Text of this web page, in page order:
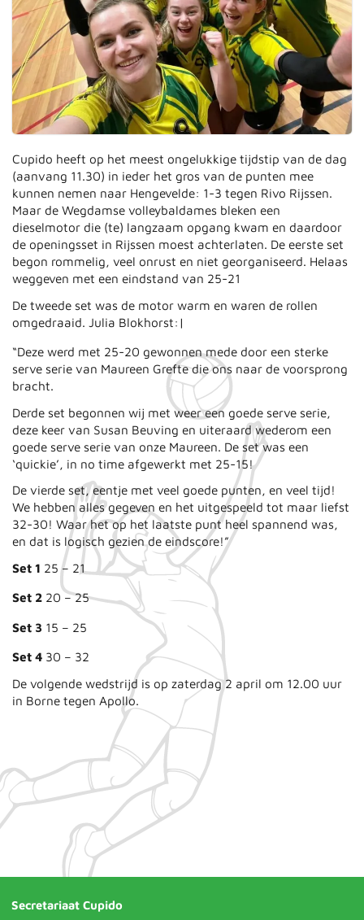
Cupido heeft op het meest ongelukkige tijdstip van de dag
(aanvang 11.30) in ieder het gros van de punten mee
kunnen nemen naar Hengevelde: 1-3 tegen Rivo Rijssen.
Maar de Wegdamse volleybaldames bleken een
dieselmotor die (te) langzaam opgang kwam en daardoor
de openingsset in Rijssen moest achterlaten. De eerste set
begon rommelig, veel onrust en niet georganiseerd. Helaas
weggeven met een eindstand van 25-21
De tweede set was de motor warm en waren de rollen
omgedraaid. Julia Blokhorst:|
“Deze werd met 25-20 gewonnen mede door een sterke
serve serie van Maureen Grefte die ons naar de voorsprong
bracht.
Derde set begonnen wij met weer een goede serve serie,
deze keer van Susan Beuving en uiteraard wederom een
goede serve serie van onze Maureen. De set was een
‘quickie’, in no time afgewerkt met 25-15!
De vierde set, eentje met veel goede punten, en veel tijd!
We hebben alles gegeven en het uitgespeeld tot maar liefst
32-30! Waar het op het laatste punt heel spannend was,
en dat is logisch gezien de eindscore!”
Set 1 25 – 21
Set 2 20 – 25
Set 3 15 – 25
Set 4 30 – 32
De volgende wedstrijd is op zaterdag 2 april om 12.00 uur
in Borne tegen Apollo.
Secretariaat Cupido